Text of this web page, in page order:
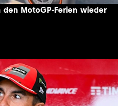
den MotoGP-Ferien wieder